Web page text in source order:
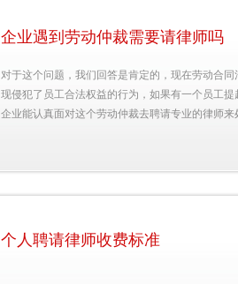
企业遇到劳动仲裁需要请律师吗
对于这个问题，我们回答是肯定的，现在劳动合
现侵犯了员工合法权益的行为，如果有一个员工
企业能认真面对这个劳动仲裁去聘请专业的律师
个人聘请律师收费标准